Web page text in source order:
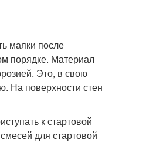
маяки после
порядке. Материал
Это, в свою
На поверхности стен
к стартовой
для стартовой